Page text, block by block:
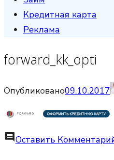
Кредитная карта
Реклама
forward_kk_opti
Опубликовано09.10.2017
commentОставить